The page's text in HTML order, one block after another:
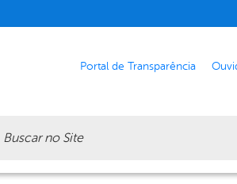
Portal de Transparência